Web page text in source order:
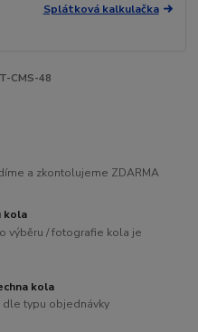
Splátková kalkulačka
CMS-48
a zkontolujeme ZDARMA
kola
výběru / fotografie kola je
kola
typu objednávky